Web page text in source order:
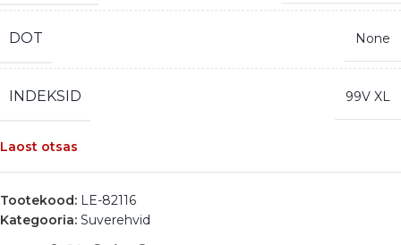
DOT None
INDEKSID 99V XL
Laost otsas
Tootekood: LE-82116
Kategooria: Suverehvid